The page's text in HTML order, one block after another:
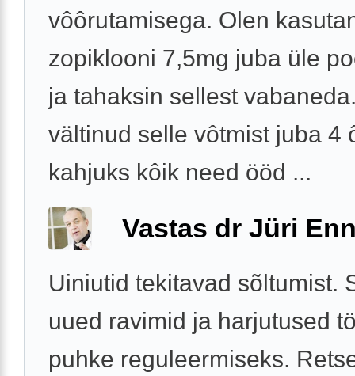
vôôrutamisega. Olen
zopiklooni 7,5mg juba üle
ja tahaksin sellest
vältinud selle vôtmist juba 4
kahjuks kôik need ööd ...
Vastas dr Jüri
Uiniutid tekitavad sõltumist.
uued ravimid ja harjutused
puhke reguleermiseks.